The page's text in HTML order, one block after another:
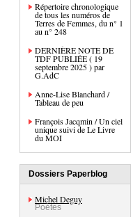
Répertoire chronologique
de tous les numéros de
Terres de Femmes, du n° 1
au n° 248
DERNIÈRE NOTE DE
TDF PUBLIÉE ( 19
septembre 2025 ) par
G.AdC
Anne-Lise Blanchard /
Tableau de peu
François Jacqmin / Un ciel
unique suivi de Le Livre
du MOI
Dossiers Paperblog
Michel Deguy
Poètes